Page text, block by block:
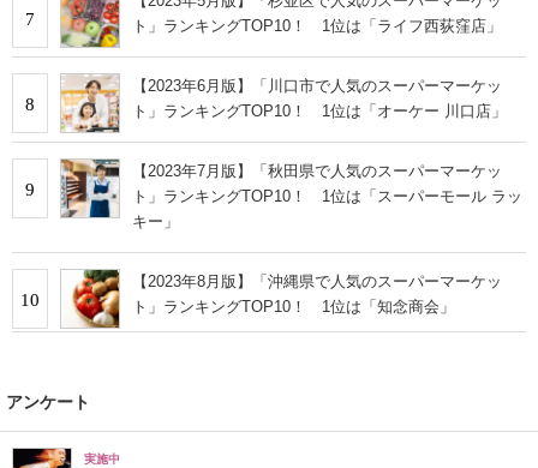
7
ト」ランキングTOP10！ 1位は「ライフ西荻窪店」
8
【2023年6月版】「川口市で人気のスーパーマーケッ
ト」ランキングTOP10！ 1位は「オーケー 川口店」
9
【2023年7月版】「秋田県で人気のスーパーマーケッ
ト」ランキングTOP10！ 1位は「スーパーモール ラッ
キー」
10
【2023年8月版】「沖縄県で人気のスーパーマーケッ
ト」ランキングTOP10！ 1位は「知念商会」
アンケート
実施中